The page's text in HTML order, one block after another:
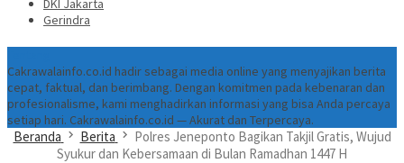
DKI Jakarta
Gerindra
Cakrawalainfo.co.id hadir sebagai media online yang menyajikan berita
cepat, faktual, dan berimbang. Dengan komitmen pada kebenaran dan
profesionalisme, kami menghadirkan informasi yang bisa Anda percaya
setiap hari. Cakrawalainfo.co.id — Akurat dan Terpercaya.
Beranda Berita
Polres Jeneponto Bagikan Takjil Gratis, Wujud
Syukur dan Kebersamaan di Bulan Ramadhan 1447 H